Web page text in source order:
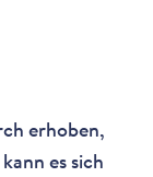
erhoben,
es sich